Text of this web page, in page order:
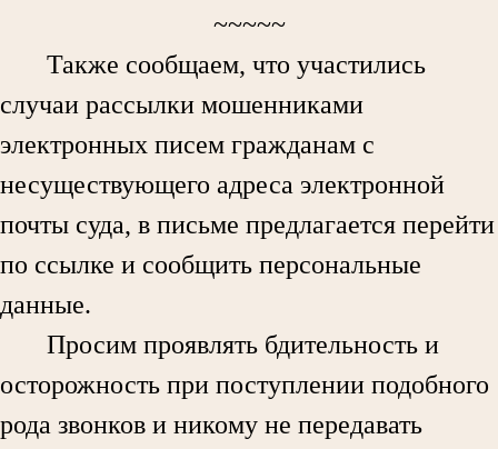
~~~~~
Также сообщаем, что участились
случаи рассылки мошенниками
электронных писем гражданам с
несуществующего адреса электронной
почты суда, в письме предлагается перейти
по ссылке и сообщить персональные
данные.
Просим проявлять бдительность и
осторожность при поступлении подобного
рода звонков и никому не передавать